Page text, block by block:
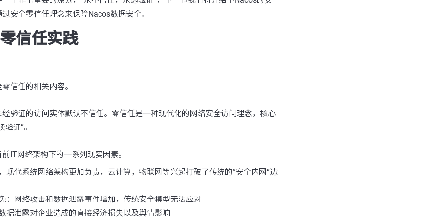
安全零信任理念来保障Nacos数据安全。
信任实践
信任的相关内容。
验证的访问实体默认不信任。零信任是一种现代化的网络安全访问理念，核心
证”。
IT网络架构下的一系列现实因素。
现代系统网络架构更加负责，云计算，物联网等兴起打破了传统的”安全内网“边
：网络攻击和数据泄露事件增加，传统安全模型无法应对
据泄露对企业造成的直接经济损失以及舆情影响